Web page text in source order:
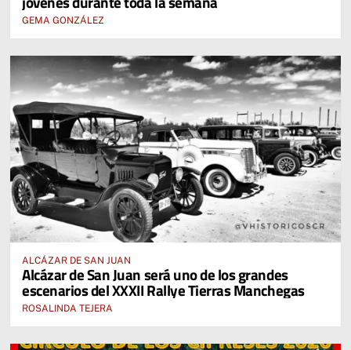
GEMA GONZÁLEZ
ALCÁZAR DE SAN JUAN
Alcázar de San Juan será uno de los grandes
escenarios del XXXII Rallye Tierras Manchegas
ROSALINDA TEJERA